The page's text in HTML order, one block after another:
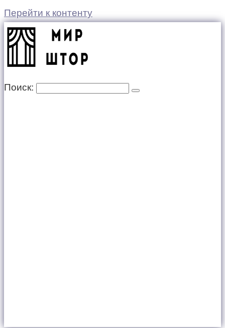
Перейти к контенту
Поиск: